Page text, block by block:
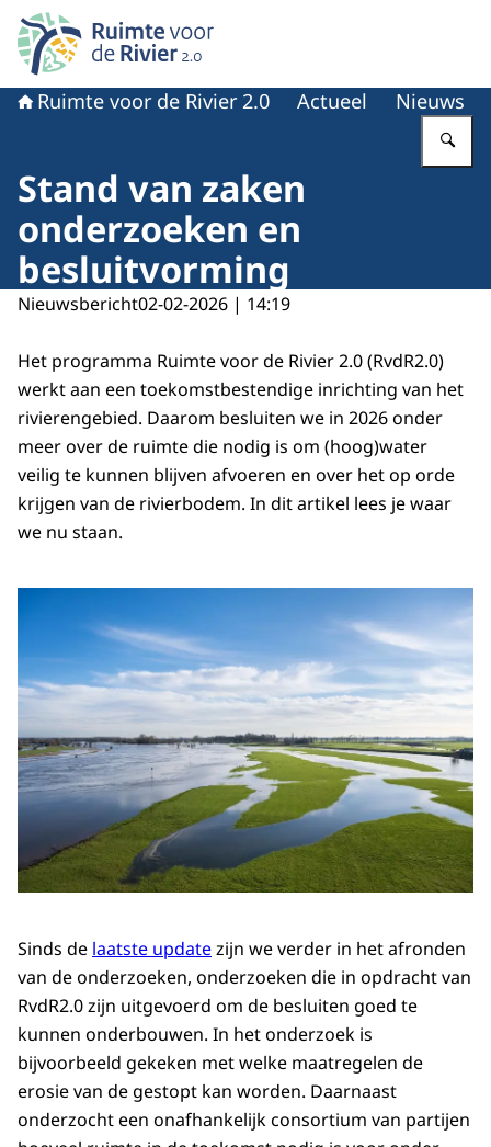
Naar de homepage van Ruimte voor de rivier 2.0
Ruimte voor de Rivier 2.0 Actueel Nieuws
Stand van zaken
onderzoeken en
besluitvorming
Nieuwsbericht02-02-2026 | 14:19
Het programma Ruimte voor de Rivier 2.0 (RvdR2.0)
werkt aan een toekomstbestendige inrichting van het
rivierengebied. Daarom besluiten we in 2026 onder
meer over de ruimte die nodig is om (hoog)water
veilig te kunnen blijven afvoeren en over het op orde
krijgen van de rivierbodem. In dit artikel lees je waar
we nu staan.
Sinds de laatste updatezijn we verder in het afronden
van de onderzoeken, onderzoeken die in opdracht van
RvdR2.0 zijn uitgevoerd om de besluiten goed te
kunnen onderbouwen. In het onderzoek is
bijvoorbeeld gekeken met welke maatregelen de
erosie van de gestopt kan worden. Daarnaast
onderzocht een onafhankelijk consortium van partijen